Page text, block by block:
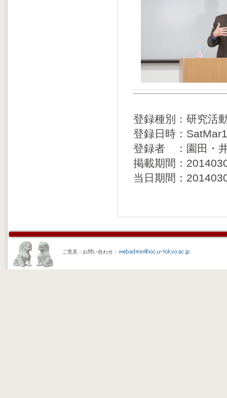
登録種別：研究活
登録日時：
登録者 ：園田・
掲載期間：
当日期間：
ご意見・お問い合わせ：